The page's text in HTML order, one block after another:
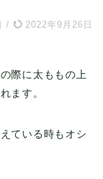
/ 2022年9月26日
際に太ももの上
ます。
ている時もオシ